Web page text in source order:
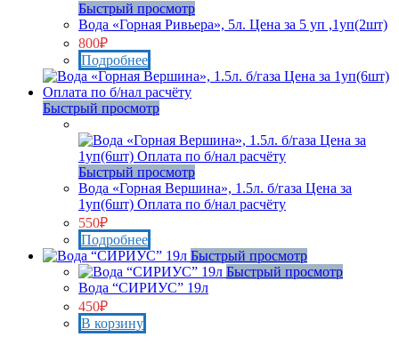
Быстрый просмотр
Вода «Горная Ривьера», 5л. Цена за 5 уп ,1уп(2шт)
800₽
Подробнее
Быстрый просмотр
Быстрый просмотр
Вода «Горная Вершина», 1.5л. б/газа Цена за
1уп(6шт) Оплата по б/нал расчёту
550₽
Подробнее
Быстрый просмотр
Быстрый просмотр
Вода “СИРИУС” 19л
450₽
В корзину